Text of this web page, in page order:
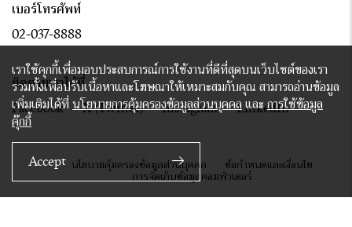
เราใช้คุกกี้เพื่อมอบประสบการณ์การใช้งานที่ดีที่สุดบนเว็บไซต์ของเรา
รวมทั้งเพื่อปรับเนื้อหาและโฆษณาให้เหมาะสมกับคุณ สามารถอ่านข้อมูล
เพิ่มเติมได้ที่ นโยบายการคุ้มครองข้อมูลส่วนบุคคล และการใช้ข้อมูล
คุ๊กกี้
Accept
เบอร์โทรศัพท์
02-037-8888
ติดตามเราได้ที่
Facebook X (Twitter) Instagram LinkedIn
นโยบายคุ้มครองข้อมูลส่วนบุคคล
ข้อกำหนดและเงื่อนไข
การจัดเก็บข้อมูลคอมพิวเตอร์